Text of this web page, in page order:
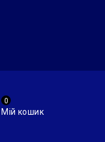
Мій кошик
0